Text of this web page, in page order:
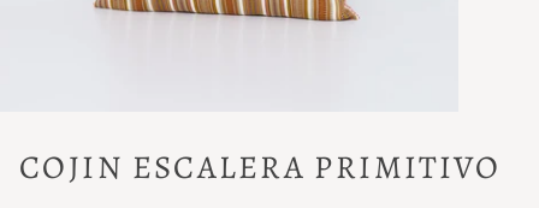
COJIN ESCALERA PRIMITIVO